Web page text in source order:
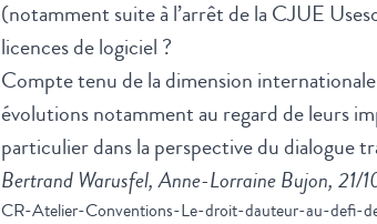
(notamment suite à l’arrêt de la CJUE
licences de logiciel ?
Compte tenu de la dimension
évolutions notamment au regard de leurs
particulier dans la perspective du dialogue
Bertrand Warusfel, Anne-Lorraine Bujon, 21/
CR-Atelier-Conventions-Le-droit-dauteur-au-defi-